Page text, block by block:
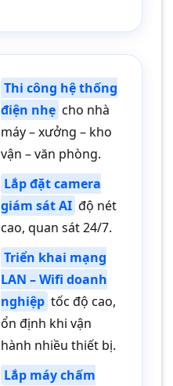
Thi công hệ thống
điện nhẹ cho nhà
máy – xưởng – kho
vận – văn phòng.
Lắp đặt camera
giám sát AI độ nét
cao, quan sát 24/7.
Triển khai mạng
LAN – Wifi doanh
nghiệp tốc độ cao,
ổn định khi vận
hành nhiều thiết bị.
Lắp máy chấm